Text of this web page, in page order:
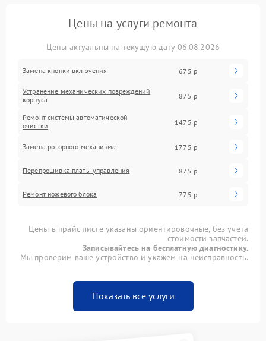
Цены на услуги ремонта
Цены актуальны на текущую дату 06.08.2026
Замена кнопки включения 675 р
Устранение механических повреждений
корпуса
875 р
Ремонт системы автоматической
очистки
1475 р
Замена роторного механизма 1775 р
Перепрошивка платы управления 875 р
Ремонт ножевого блока 775 р
Цены в прайс-листе указаны ориентировочные, без учета
стоимости запчастей.
Записывайтесь на бесплатную диагностику.
Мы проверим ваше устройство и укажем на неисправность.
Показать все услуги